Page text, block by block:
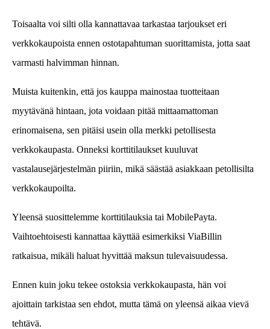
Toisaalta voi silti olla kannattavaa tarkastaa tarjoukset eri
verkkokaupoista ennen ostotapahtuman suorittamista, jotta saat
varmasti halvimman hinnan.
Muista kuitenkin, että jos kauppa mainostaa tuotteitaan
myytävänä hintaan, jota voidaan pitää mittaamattoman
erinomaisena, sen pitäisi usein olla merkki petollisesta
verkkokaupasta. Onneksi korttitilaukset kuuluvat
vastalausejärjestelmän piiriin, mikä säästää asiakkaan petollisilta
verkkokaupoilta.
Yleensä suosittelemme korttitilauksia tai MobilePayta.
Vaihtoehtoisesti kannattaa käyttää esimerkiksi ViaBillin
ratkaisua, mikäli haluat hyvittää maksun tulevaisuudessa.
Ennen kuin joku tekee ostoksia verkkokaupasta, hän voi
ajoittain tarkistaa sen ehdot, mutta tämä on yleensä aikaa vievä
tehtävä.